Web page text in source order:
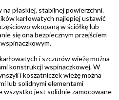
płaskiej, stabilnej powierzchni.
karłowatych najlepiej ustawić
wkopaną w ściółkę lub
się ona bezpiecznym przejściem
i szczurów wieżę można
konstrukcji wspinaczkowej. W
i koszatniczek wieżę można
lub solidnymi elementami
wszystko jest solidnie zamocowane